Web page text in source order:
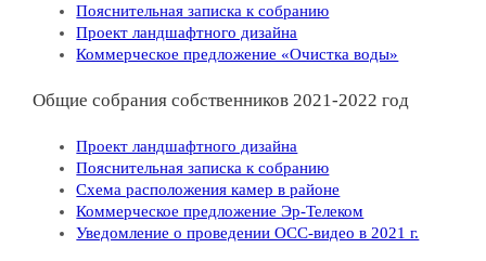
Пояснительная записка к собранию
Проект ландшафтного дизайна
Коммерческое предложение «Очистка воды»
Общие собрания собственников 2021-2022 год
Проект ландшафтного дизайна
Пояснительная записка к собранию
Схема расположения камер в районе
Коммерческое предложение Эр-Телеком
Уведомление о проведении ОСС-видео в 2021 г.